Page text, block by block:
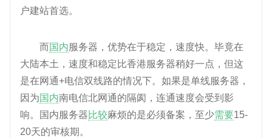
户建站首选。
而国内服务器，优势在于稳定，速度快。毕竟在
大陆本土，速度和稳定比香港服务器稍好一点，但这
是在网通+电信双线路的情况下。如果是单线服务器，
因为国内南电信北网通的隔阂，连通速度会受到影
响。国内服务器比较麻烦的是必须备案，至少需要15-
20天的审核期。